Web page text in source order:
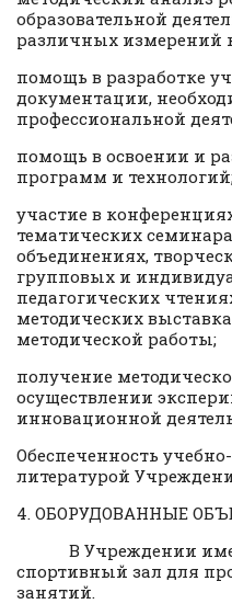
образовательной
различных измерений
помощь в разработке
документации,
профессиональной
помощь в освоении и
программ и
участие в
тематических
объединениях,
групповых и
педагогических
методических
методической работы;
получение
осуществлении
инновационной
Обеспеченность
литературой
4. ОБОРУДОВАННЫЕ
В Учреждении
спортивный зал для
занятий.